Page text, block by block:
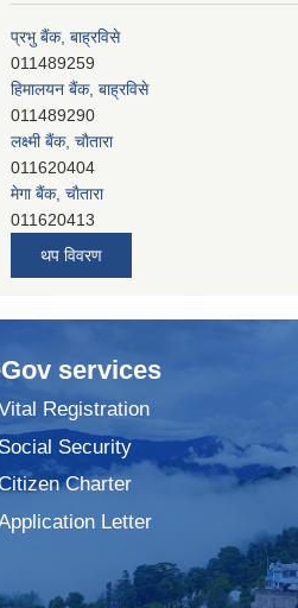
प्रभु बैंक, बाह्रविसे
011489259
हिमालयन बैंक, बाह्रविसे
011489290
लक्ष्मी बैंक, चाैतारा
011620404
मेगा बैंक, चाैतारा
011620413
जनता बैंक, चाैतारा
011401005
011403051
सिभिल बैंक, मेलम्ची
011401055
नेपाल क्रेडिट एण्ड कमर्स बैंक, चाैतारा
011620402
011482150
थप विवरण
services
Registration
Social Security
Charter
Letter